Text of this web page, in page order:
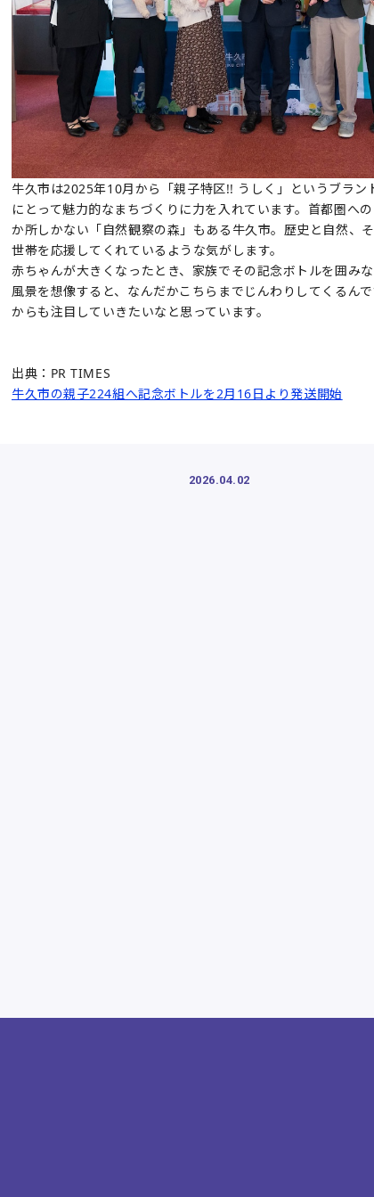
牛久市は2025年10月から「親子特区!! うしく」というブラン
にとって魅力的なまちづくりに力を入れています。首都圏へ
か所しかない「自然観察の森」もある牛久市。歴史と自然、
世帯を応援してくれているような気がします。
赤ちゃんが大きくなったとき、家族でその記念ボトルを囲み
風景を想像すると、なんだかこちらまでじんわりしてくるん
からも注目していきたいなと思っています。
出典：PR TIMES
牛久市の親子224組へ記念ボトルを2月16日より発送開始
2026.04.02